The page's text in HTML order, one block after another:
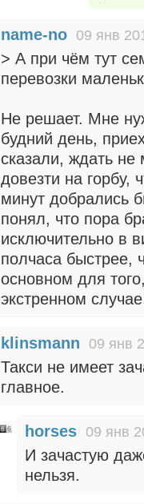
name-no 09 янв
> А при чём тут
перевозки
Не решает. Мне
будний день,
сказали, ждать
довезти на
минут добрались
понял, что пора
исключительно в
полчаса быстрее,
основном для
экстренном
klinsmann 09 янв
Такси не имеет
главное.
horses 09 янв
И зачастую
нельзя.